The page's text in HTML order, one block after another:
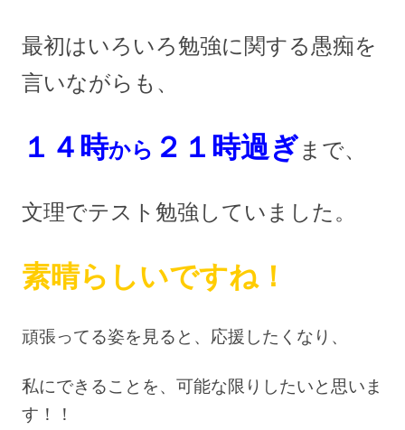
最初はいろいろ勉強に関する愚痴を
言いながらも、
１４時から ２１時過ぎまで、
文理でテスト勉強していました。
素晴らしいですね！
頑張ってる姿を見ると、応援したくなり、
私にできることを、可能な限りしたいと思いま
す！！